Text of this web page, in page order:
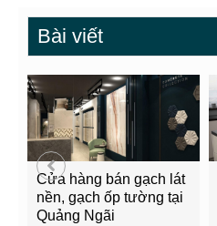
Bài viết
Cửa hàng bán gạch lát
nền, gạch ốp tường tại
Quảng Ngãi